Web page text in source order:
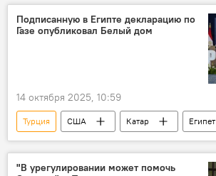
Подписанную в Египте декларацию по
Газе опубликовал Белый дом
14 октября 2025, 10:59
Турция США Катар
Египет
сектор Газа
декларация
подписание
В мире
"В урегулировании может помочь